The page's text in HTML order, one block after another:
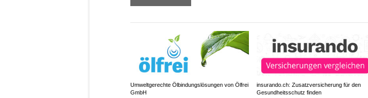
Umweltgerechte Ölbindungslösungen von Ölfrei
GmbH
insurando.ch: Zusatzversicherung für den
Gesundheitsschutz finden